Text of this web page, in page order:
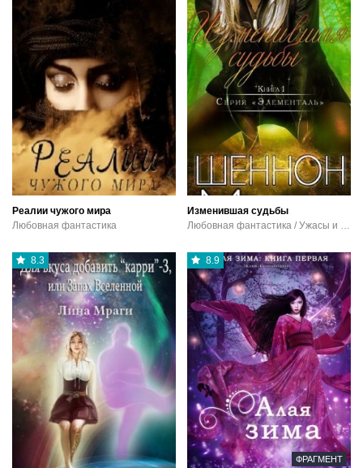
Реалии чужого мира
Любовная фантастика
Изменившая судьбы
Любовная фантастика / Ужасы и мистика
8.3 8.9
ФРАГМЕНТ